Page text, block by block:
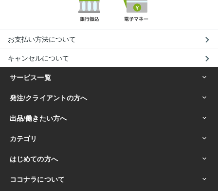
お支払い方法について
キャンセルについて